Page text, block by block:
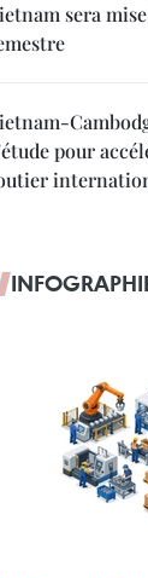
sera
pour